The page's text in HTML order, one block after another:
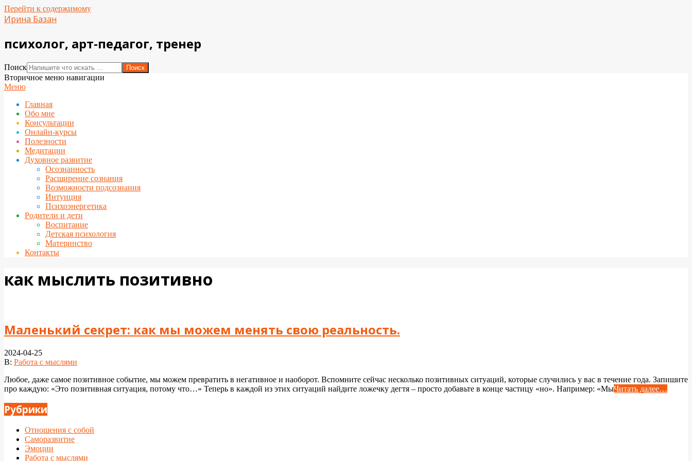
Перейти к содержимому
Ирина Базан
психолог, арт-педагог, тренер
Поиск
Вторичное меню навигации
Меню
Главная
Обо мне
Консультации
Онлайн-курсы
Полезности
Медитации
Духовное развитие
Осознанность
Расширение сознания
Возможности подсознания
Интуиция
Психоэнергетика
Родители и дети
Воспитание
Детская психология
Материнство
Контакты
как мыслить позитивно
Маленький секрет: как мы можем менять свою реальность.
2024-04-25
В: Работа с мыслями
Любое, даже самое позитивное событие, мы можем превратить в негативное и наоборот. Вспомните сейчас несколько позитивных ситуаций, которые случились у вас в течение года. Запишите
про каждую: «Это позитивная ситуация, потому что…» Теперь в каждой из этих ситуаций найдите ложечку дегтя – просто добавьте в конце частицу «но». Например: «МыЧитать далее…
Рубрики
Отношения с собой
Саморазвитие
Эмоции
Работа с мыслями